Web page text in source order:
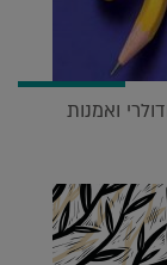
ואמנות